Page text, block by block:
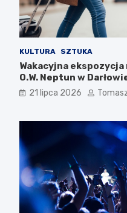
KULTURA SZTUKA
Wakacyjna
O.W. Neptun w
21 lipca 2026